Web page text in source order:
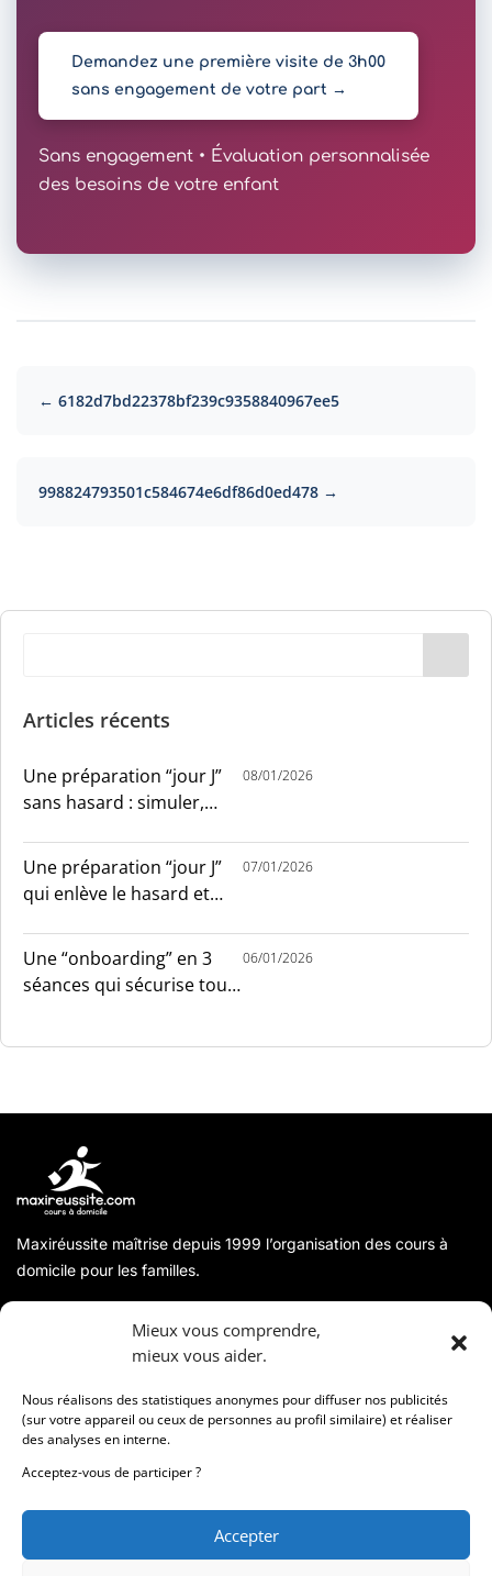
Mieux vous comprendre,
mieux vous aider.
Nous réalisons des statistiques anonymes pour diffuser nos publicités
(sur votre appareil ou ceux de personnes au profil similaire) et réaliser
des analyses en interne.
Acceptez-vous de participer ?
Accepter
Demandez une première visite de 3h00
sans engagement de votre part →
Sans engagement • Évaluation personnalisée
des besoins de votre enfant
← 6182d7bd22378bf239c9358840967ee5
998824793501c584674e6df86d0ed478 →
Articles récents
Une préparation “jour J”
sans hasard : simuler,
08/01/2026
Une préparation “jour J”
qui enlève le hasard et
07/01/2026
Une “onboarding” en 3
séances qui sécurise tout
06/01/2026
Maxiréussite maîtrise depuis 1999 l’organisation des cours à
domicile pour les familles.
Coordonnées